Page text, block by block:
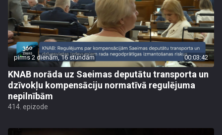
pirms 2 dienām, 16 stundām 00:03:42
KNAB norāda uz Saeimas deputātu transporta un
dzīvokļu kompensāciju normatīvā regulējuma
nepilnībām
414. epizode